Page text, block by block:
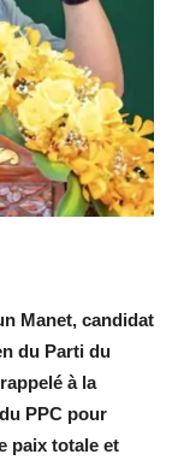
Manet, candidat
du Parti du
à la
PPC pour
paix totale et